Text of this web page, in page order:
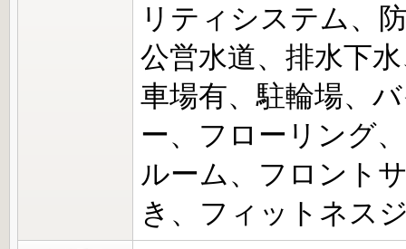
リティシステム、
公営水道、排水下
車場有、駐輪場、
ー、フローリング
ルーム、フロント
き、フィットネス